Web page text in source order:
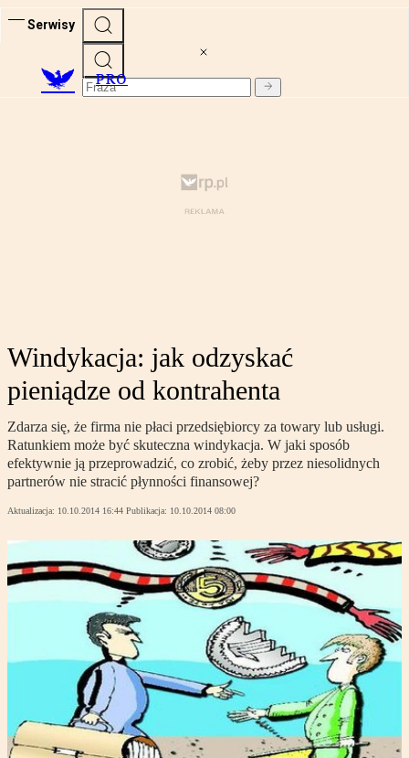
Serwisy
PRO
Windykacja: jak odzyskać
pieniądze od kontrahenta
Zdarza się, że firma nie płaci przedsiębiorcy za towary lub usługi.
Ratunkiem może być skuteczna windykacja. W jaki sposób
efektywnie ją przeprowadzić, co zrobić, żeby przez niesolidnych
partnerów nie stracić płynności finansowej?
Aktualizacja: 10.10.2014 16:44 Publikacja: 10.10.2014 08:00